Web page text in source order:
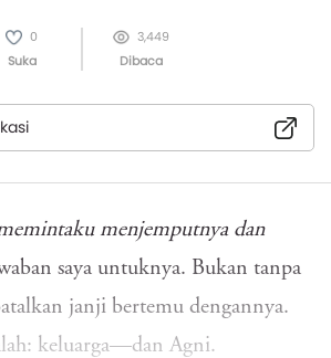
0
Suka
3,449
Dibaca
menjemputnya dan
saya untuknya. Bukan tanpa
janji bertemu dengannya.
keluarga—dan Agni.